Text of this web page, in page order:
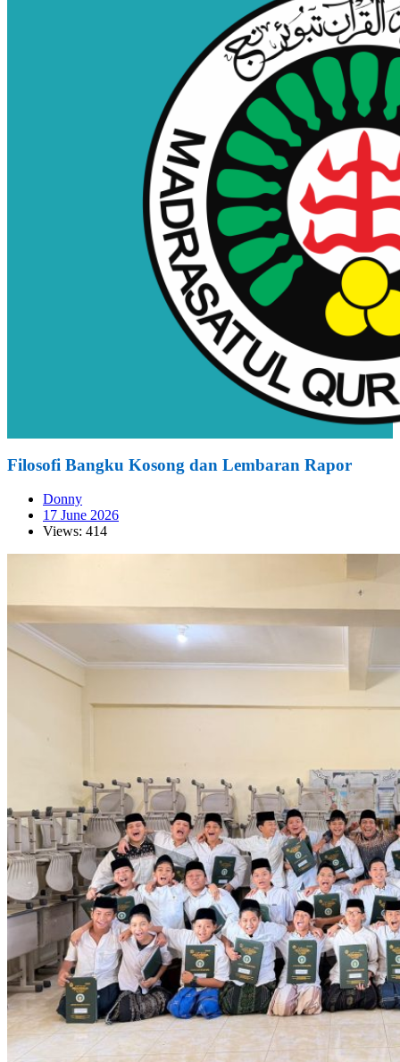
Filosofi Bangku Kosong dan Lembaran Rapor
Donny
17 June 2026
Views: 414